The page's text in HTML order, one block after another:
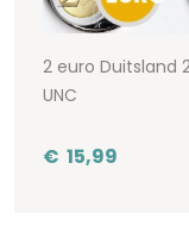
2 euro Duitsland
UNC
€ 15,99